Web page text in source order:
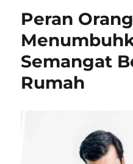
Peran
Semangat
Rumah